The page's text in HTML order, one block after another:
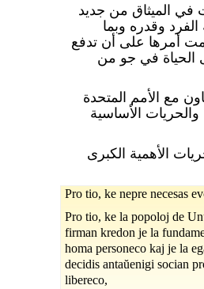
في الميثاق من جديد
الفرد وقدره وبما
أمرها على أن تدفع
الحياة في جو من
مع الأمم المتحدة
الأساسية
الأهمية الكبرى
Pro tio, ke nepre necesas
Pro tio, ke la popoloj de
firman kredon je la
homa personeco kaj je la
decidis antaŭenigi socian
libereco,